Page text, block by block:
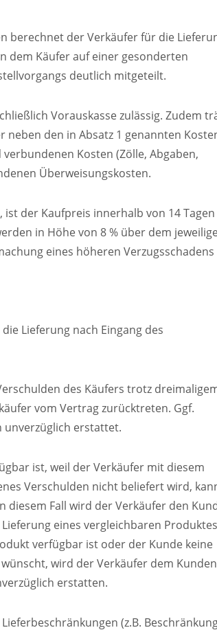
berechnet der Verkäufer für die
dem Käufer auf einer gesonderten
deutlich mitgeteilt.
Vorauskasse zulässig. Zudem
den in Absatz 1 genannten
Kosten (Zölle, Abgaben,
Überweisungskosten.
der Kaufpreis innerhalb von 14 Tagen
in Höhe von 8 % über dem
eines höheren Verzugsschadens
Lieferung nach Eingang des
des Käufers trotz
vom Vertrag zurücktreten. Ggf.
unverzüglich erstattet.
ist, weil der Verkäufer mit diesem
Verschulden nicht beliefert wird,
Fall wird der Verkäufer den
eines vergleichbaren Produktes
verfügbar ist oder der Kunde keine
wird der Verkäufer dem Kunden
erstatten.
(z.B.